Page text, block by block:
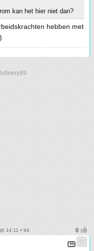
kan het hier niet dan?
hebben met
14:11 • 94